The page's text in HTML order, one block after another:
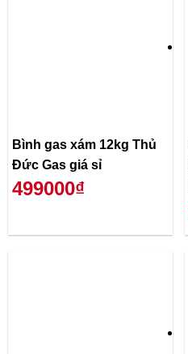
Bình gas xám 12kg Thủ
Đức Gas giá sỉ
499000₫